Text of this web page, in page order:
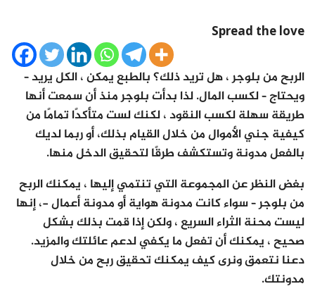
Spread the love
الربح من بلوجر ، هل تريد ذلك؟ بالطبع يمكن ، الكل يريد –
ويحتاج – لكسب المال. لذا بدأت بلوجر منذ أن سمعت أنها
طريقة سهلة لكسب النقود ، لكنك لست متأكدًا تمامًا من
كيفية جني الأموال من خلال القيام بذلك، أو ربما لديك
بالفعل مدونة وتستكشف طرقًا لتحقيق الدخل منها.
بغض النظر عن المجموعة التي تنتمي إليها ، يمكنك الربح
من بلوجر – سواء كانت مدونة هواية أو مدونة أعمال -، إنها
ليست محنة الثراء السريع ، ولكن إذا قمت بذلك بشكل
صحيح ، يمكنك أن تفعل ما يكفي لدعم عائلتك والمزيد.
دعنا نتعمق ونرى كيف يمكنك تحقيق ربح من خلال
مدونتك.